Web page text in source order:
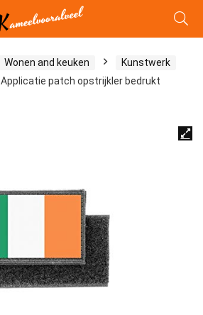
Wonen and keuken
Kunstwerk
Applicatie patch opstrijkler bedrukt